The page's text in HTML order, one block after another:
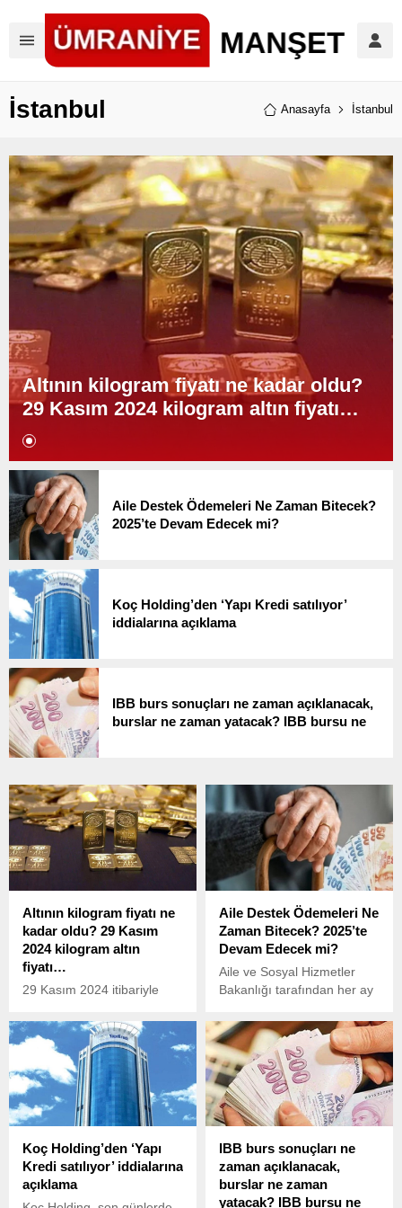
İstanbul Anasayfa İstanbul
Altının kilogram fiyatı ne kadar oldu?
29 Kasım 2024 kilogram altın fiyatı…
Aile Destek Ödemeleri Ne Zaman Bitecek?
2025’te Devam Edecek mi?
Koç Holding’den ‘Yapı Kredi satılıyor’
iddialarına açıklama
IBB burs sonuçları ne zaman açıklanacak,
burslar ne zaman yatacak? IBB bursu ne
Altının kilogram fiyatı ne
kadar oldu? 29 Kasım
2024 kilogram altın
fiyatı…
29 Kasım 2024 itibariyle
düşük 3 milyon 45 bin lira,
en yüksek ise 3 milyon 100
bin lira seviyelerinde işlem
gördü.
Aile Destek Ödemeleri Ne
Zaman Bitecek? 2025’te
Devam Edecek mi?
Aile ve Sosyal Hizmetler
Bakanlığı tarafından her ay
destek ödemelerinin yıl
sonuna kadar uzatıldığı
açıklanmıştı.
Koç Holding’den ‘Yapı
Kredi satılıyor’ iddialarına
açıklama
IBB burs sonuçları ne
zaman açıklanacak,
burslar ne zaman
yatacak? IBB bursu ne